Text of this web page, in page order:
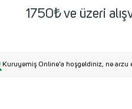
1750₺ ve üzeri
Kuruyemiş Online'a hoşgeldiniz, ne arzu